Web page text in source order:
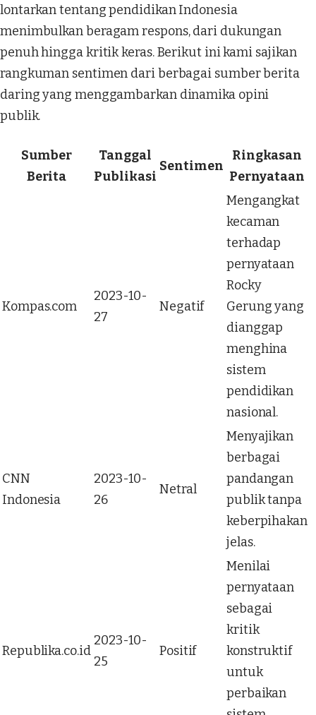
lontarkan tentang pendidikan Indonesia
menimbulkan beragam respons, dari dukungan
penuh hingga kritik keras. Berikut ini kami sajikan
rangkuman sentimen dari berbagai sumber berita
daring yang menggambarkan dinamika opini
publik.
Sumber
Berita
Tanggal
Publikasi
Sentimen
Ringkasan
Pernyataan
Kompas.com
2023-10-
27
Negatif
Mengangkat
kecaman
terhadap
pernyataan
Rocky
Gerung yang
dianggap
menghina
sistem
pendidikan
nasional.
CNN
Indonesia
2023-10-
26
Netral
Menyajikan
berbagai
pandangan
publik tanpa
keberpihakan
jelas.
Republika.co.id
2023-10-
25
Positif
Menilai
pernyataan
sebagai
kritik
konstruktif
untuk
perbaikan